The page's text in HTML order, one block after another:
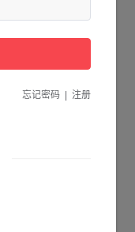
钮返回首页。
忘记密码 注册